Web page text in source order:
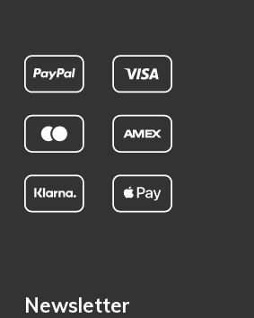
Newsletter